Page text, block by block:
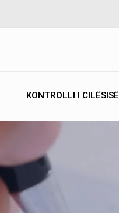
KONTROLLI I CILËSISË